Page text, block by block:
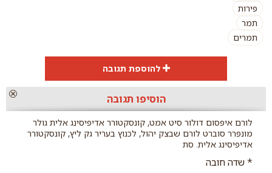
פירות
תמר
תמרים
להוספת תגובה
הוסיפו תגובה
לורם איפסום דולור סיט אמט, קונסקטורר אדיפיסינג אלית גולר
מונפרר סוברט לורם שבצק יהול, לכנוץ בעריר גק ליץ, קונסקטורר
אדיפיסינג אלית. סת
* שדה חובה